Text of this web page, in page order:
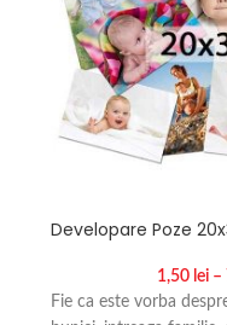
Developare Poze
1,50 lei –
Fie ca este vorba